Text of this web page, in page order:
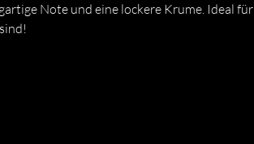
Note und eine lockere Krume. Ideal für